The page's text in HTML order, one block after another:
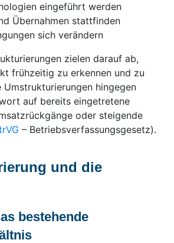
eingeführt werden
Übernahmen stattfinden
sich verändern
zielen darauf ab,
frühzeitig zu erkennen und zu
Umstrukturierungen hingegen
auf bereits eingetretene
oder steigende
– Betriebsverfassungsgesetz).
und die
bestehende